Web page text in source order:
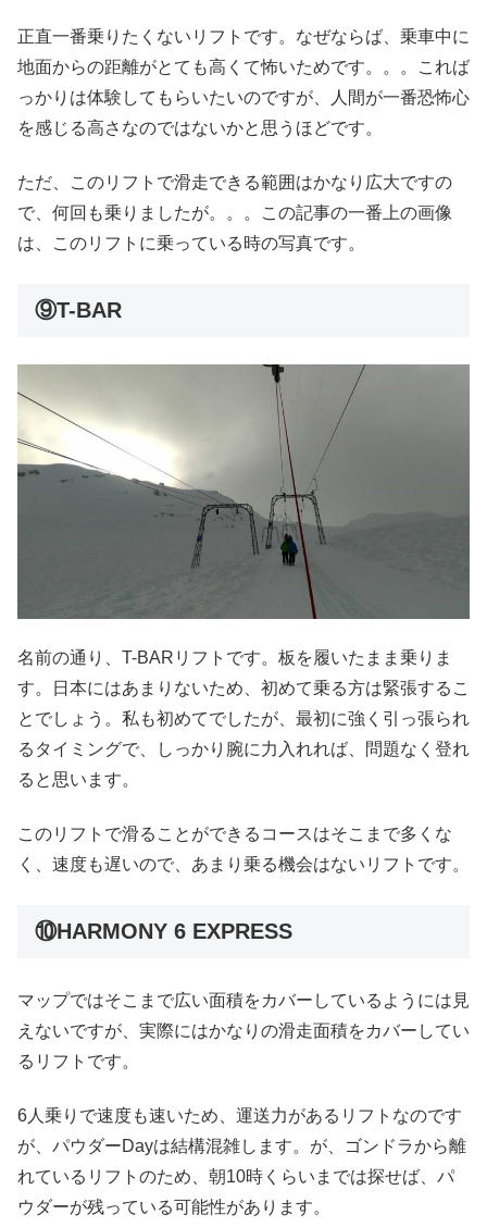
正直一番乗りたくないリフトです。なぜならば、乗車中に
地面からの距離がとても高くて怖いためです。。。これば
っかりは体験してもらいたいのですが、人間が一番恐怖心
を感じる高さなのではないかと思うほどです。
ただ、このリフトで滑走できる範囲はかなり広大ですの
で、何回も乗りましたが。。。この記事の一番上の画像
は、このリフトに乗っている時の写真です。
⑨T-BAR
名前の通り、T-BARリフトです。板を履いたまま乗りま
す。日本にはあまりないため、初めて乗る方は緊張するこ
とでしょう。私も初めてでしたが、最初に強く引っ張られ
るタイミングで、しっかり腕に力入れれば、問題なく登れ
ると思います。
このリフトで滑ることができるコースはそこまで多くな
く、速度も遅いので、あまり乗る機会はないリフトです。
⑩HARMONY 6 EXPRESS
マップではそこまで広い面積をカバーしているようには見
えないですが、実際にはかなりの滑走面積をカバーしてい
るリフトです。
6人乗りで速度も速いため、運送力があるリフトなのです
が、パウダーDayは結構混雑します。が、ゴンドラから離
れているリフトのため、朝10時くらいまでは探せば、パ
ウダーが残っている可能性があります。